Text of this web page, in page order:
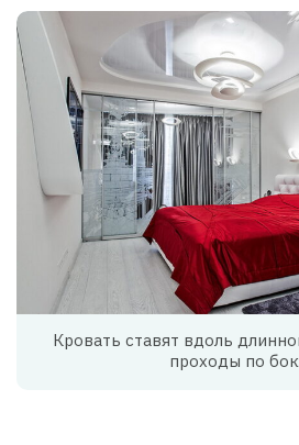
Кровать ставят вдоль
проходы по